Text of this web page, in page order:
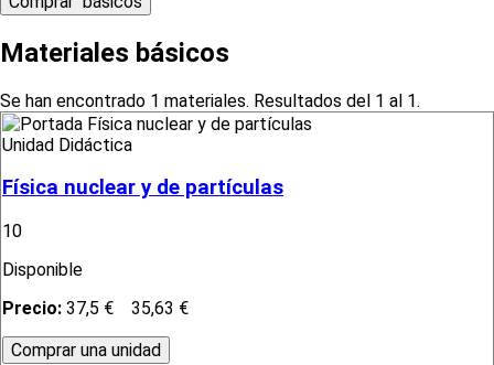
Materiales básicos
Se han encontrado 1 materiales. Resultados del 1 al 1.
Unidad Didáctica
Física nuclear y de partículas
10
Disponible
Precio: 37,5 € 35,63 €